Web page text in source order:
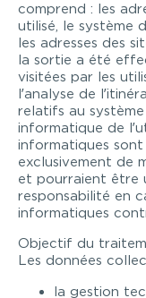
comprend : les
utilisé, le système
les adresses des
la sortie a été
visitées par les
l’analyse de
relatifs au
informatique de
informatiques
exclusivement de
et pourraient être
responsabilité en
informatiques
Objectif du
Les données
la gestion